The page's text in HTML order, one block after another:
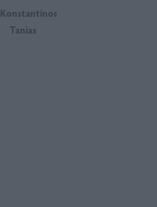
Konstantinos
Tanias